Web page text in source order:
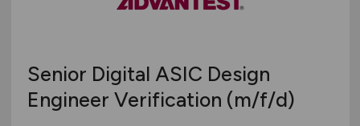
Senior Digital ASIC Design
Engineer Verification (m/f/d)